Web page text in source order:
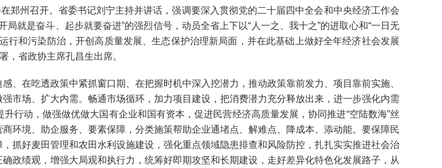
州召开。省委书记刘宁主持并讲话，强调要深入贯彻党的二十届四中全会和中央经济工作会
就是奋斗、起步就要奋进”的强烈信号，动员全省上下以“人一之、我十之”的进取心和“一日无
行和污染防治，开创高质量发展、生态保护治理新局面，并在此基础上做好全年经济社会发展
，省政协主席孔昌生出席。
在吃透政策中紧抓窗口期、在把握时机中深入挖潜力，推动政策靠前发力、项目靠前实施、
市场、扩大内需。畅通市场循环，加力项目建设，把消费潜力充分释放出来，进一步强化内需
行动，做强做优做大国有企业和国有资本，促进民营经济高质量发展，协同推进“空陆数海”丝
环境、助企服务、要素保障，分类施策帮助企业通堵点、解难点、降成本、添动能。要保障民
抓好麦田管理和农田水利设施建设，强化重点领域隐患排查和风险防控，扎扎实实推进社会治
政绩观，增强大局观和执行力，统筹好即期攻坚和长期建设，走好差异化特色化发展路子，从